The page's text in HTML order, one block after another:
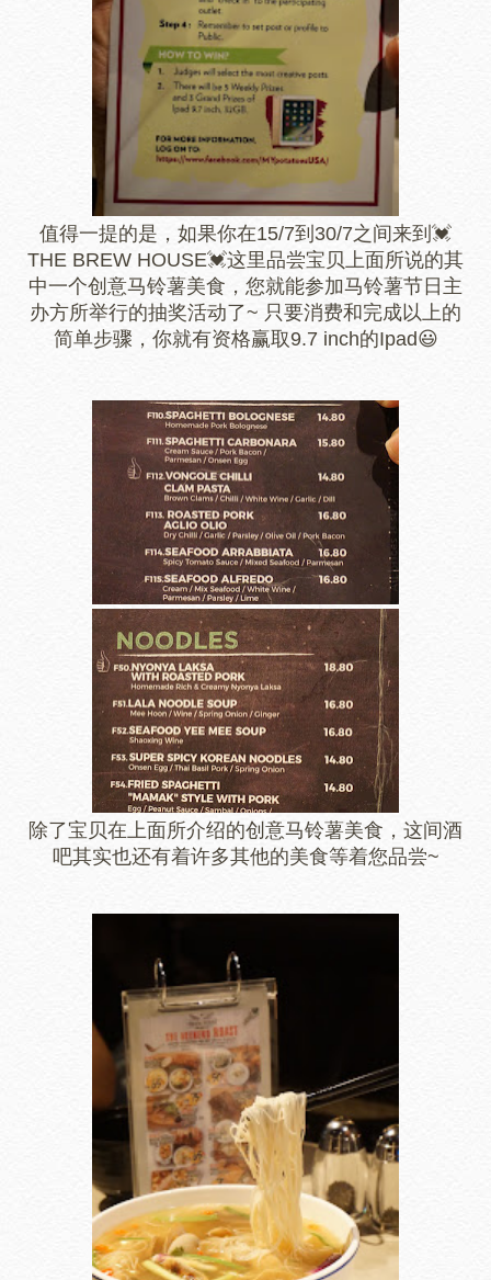
值得一提的是，如果你在15/7到30/7之间来到💓
THE BREW HOUSE💓这里品尝宝贝上面所说的其
中一个创意马铃薯美食，您就能参加马铃薯节日主
办方所举行的抽奖活动了~ 只要消费和完成以上的
简单步骤，你就有资格赢取9.7 inch的Ipad😃
除了宝贝在上面所介绍的创意马铃薯美食，这间酒
吧其实也还有着许多其他的美食等着您品尝~